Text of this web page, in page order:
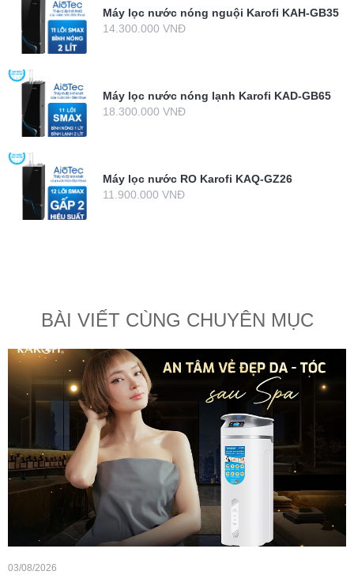
Máy lọc nước nóng nguội Karofi KAH-GB35
14.300.000 VNĐ
Máy lọc nước nóng lạnh Karofi KAD-GB65
18.300.000 VNĐ
Máy lọc nước RO Karofi KAQ-GZ26
11.900.000 VNĐ
BÀI VIẾT CÙNG CHUYÊN MỤC
03/08/2026